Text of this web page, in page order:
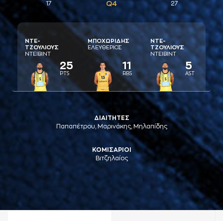
17 Q4 27
ΝΤΕ-
ΤΖΟΥΛΙΟΥΣ
ΝΤΕΙΒΙΝΤ
25
PTS
ΜΠΟΧΩΡΙΔΗΣ
ΕΛΕΥΘΕΡΙΟΣ
11
RBS
ΝΤΕ-
ΤΖΟΥΛΙΟΥΣ
ΝΤΕΙΒΙΝΤ
5
AST
ΔΙΑΙΤΗΤΕΣ
Παπαπέτρου, Μαρινάκης, Μηλαπίδης
ΚΟΜΙΣΑΡΙΟΙ
Βιτζηλαίος